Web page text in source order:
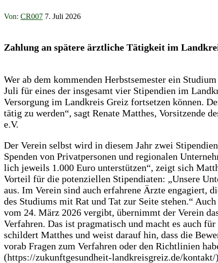
Von: CR007 7. Juli 2026
Zahlung an spätere ärztliche Tätigkeit im
Wer ab dem kommenden Herbstsemester ein
Juli für eines der insgesamt vier Stipendien im
Versorgung im Landkreis Greiz fortsetzen können.
tätig zu werden“, sagt Renate Matthes, Vorsitzende
e.V.
Der Verein selbst wird in diesem Jahr zwei
Spenden von Privatpersonen und regionalen
lich jeweils 1.000 Euro unterstützen“, zeigt sich
Vorteil für die potenziellen Stipendiaten: „Unsere
aus. Im Verein sind auch erfahrene Ärzte engagiert,
des Studiums mit Rat und Tat zur Seite stehen.“
vom 24. März 2026 vergibt, übernimmt der Verein
Verfahren. Das ist pragmatisch und macht es auch
schildert Matthes und weist darauf hin, dass die
vorab Fragen zum Verfahren oder den Richtlinien
(https://zukunftgesundheit-landkreisgreiz.de/kontakt/